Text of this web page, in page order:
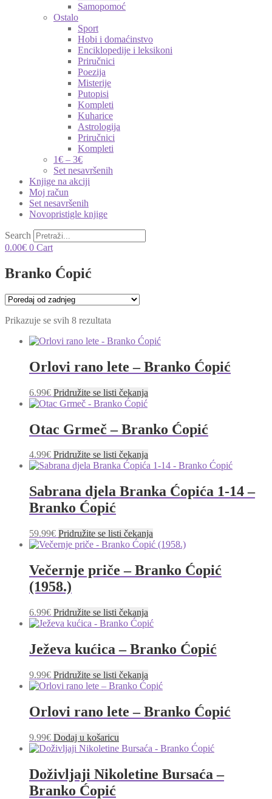
Samopomoć
Ostalo
Sport
Hobi i domaćinstvo
Enciklopedije i leksikoni
Priručnici
Poezija
Misterije
Putopisi
Kompleti
Kuharice
Astrologija
Priručnici
Kompleti
1€ – 3€
Set nesavršenih
Knjige na akciji
Moj račun
Set nesavršenih
Novopristigle knjige
Search
0.00€ 0 Cart
Branko Ćopić
Prikazuje se svih 8 rezultata
najnovijem
Orlovi rano lete – Branko Ćopić
6.99€ Pridružite se listi čekanja
Otac Grmeč – Branko Ćopić
4.99€ Pridružite se listi čekanja
Sabrana djela Branka Ćopića 1-14 –
Branko Ćopić
59.99€ Pridružite se listi čekanja
Večernje priče – Branko Ćopić
(1958.)
6.99€ Pridružite se listi čekanja
Ježeva kućica – Branko Ćopić
9.99€ Pridružite se listi čekanja
Orlovi rano lete – Branko Ćopić
9.99€ Dodaj u košaricu
Doživljaji Nikoletine Bursaća –
Branko Ćopić